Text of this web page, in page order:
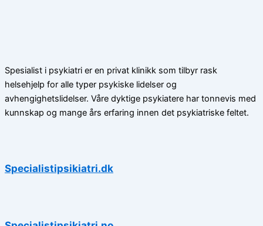
Spesialist i psykiatri er en privat klinikk som tilbyr rask
helsehjelp for alle typer psykiske lidelser og
avhengighetslidelser. Våre dyktige psykiatere har tonnevis med
kunnskap og mange års erfaring innen det psykiatriske feltet.
Specialistipsikiatri.dk